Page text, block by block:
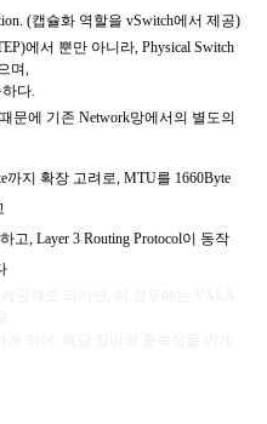
(캡슐화 역할을 vSwitch에서 제공)
에서 뿐만 아니라, Physical Switch
며,
다.
문에 기존 Network망에서의 별도의
까지 확장 고려로, MTU를 1660Byte
고, Layer 3 Routing Protocol이 동작